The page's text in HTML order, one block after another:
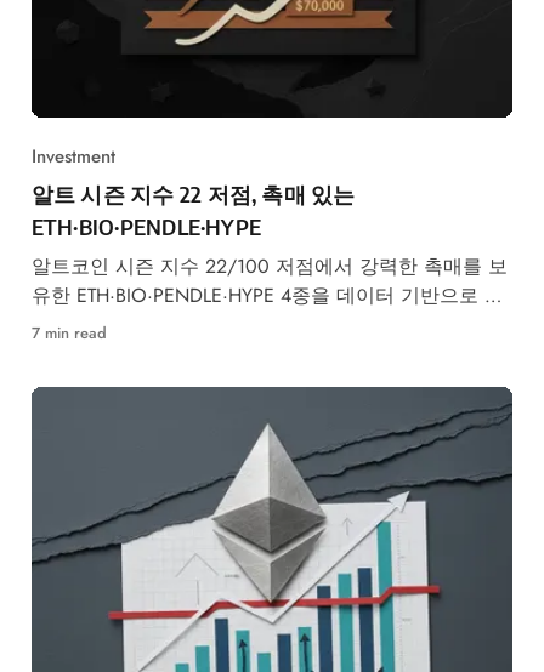
Investment
알트 시즌 지수 22 저점, 촉매 있는
ETH·BIO·PENDLE·HYPE
알트코인 시즌 지수 22/100 저점에서 강력한 촉매를 보
유한 ETH·BIO·PENDLE·HYPE 4종을 데이터 기반으로 엄
선했습니다.
7 min read